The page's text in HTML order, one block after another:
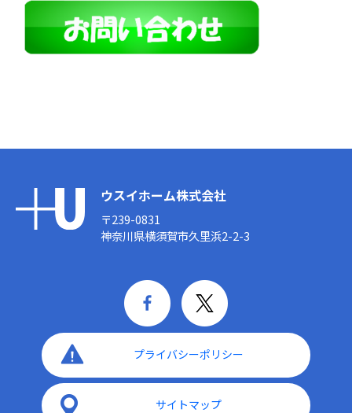
ウスイホーム株式会社
〒239-0831
神奈川県横須賀市久里浜2-2-3
プライバシーポリシー
サイトマップ